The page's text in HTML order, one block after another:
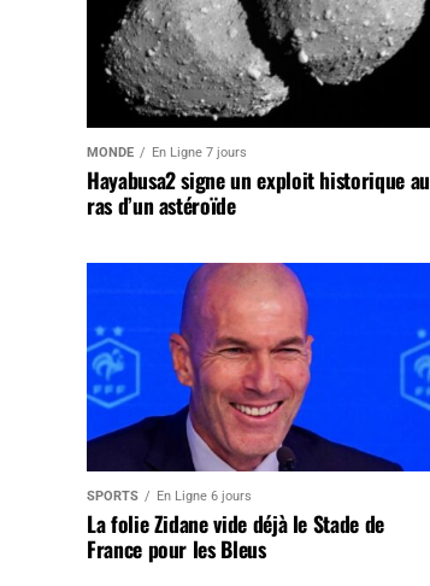
MONDE En Ligne 7 jours
Hayabusa2 signe un exploit historique au
ras d’un astéroïde
SPORTS En Ligne 6 jours
La folie Zidane vide déjà le Stade de
France pour les Bleus